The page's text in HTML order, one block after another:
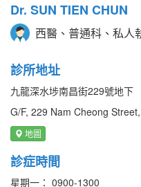
Dr. SUN TIEN CHUN
西醫、普通科、私人
診所地址
九龍深水埗南昌街229號地下
G/F, 229 Nam Cheong
地圖
診症時間
星期一： 0900-1300